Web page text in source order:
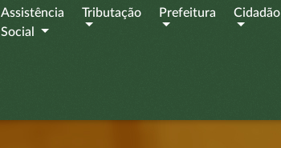
Assistência
Social
Tributação Prefeitura Cidadão